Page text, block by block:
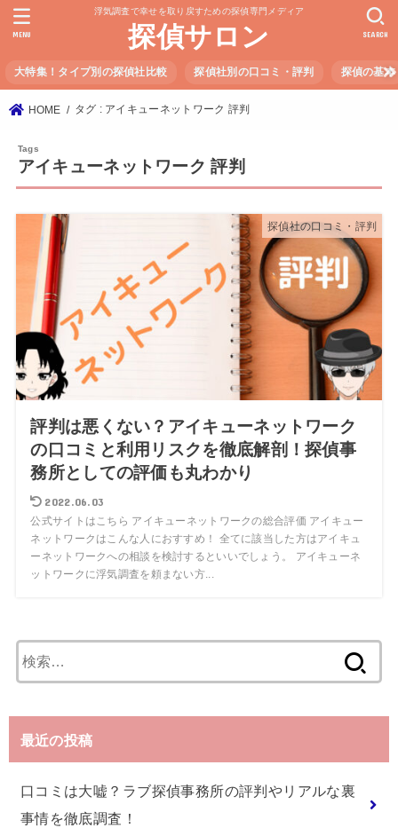
浮気調査で幸せを取り戻すための探偵専門メディア
探偵サロン
大特集！タイプ別の探偵社比較 探偵社別の口コミ・評判 探偵の基本
SEARCH
MENU
HOME タグ : アイキューネットワーク 評判
アイキューネットワーク 評判
探偵社の口コミ・評判
評判は悪くない？アイキューネットワーク
の口コミと利用リスクを徹底解剖！探偵事
務所としての評価も丸わかり
2022.06.03
公式サイトはこちら アイキューネットワークの総合評価 アイキュー
ネットワークはこんな人におすすめ！ 全てに該当した方はアイキュ
ーネットワークへの相談を検討するといいでしょう。 アイキューネ
ットワークに浮気調査を頼まない方...
索:
最近の投稿
口コミは大嘘？ラブ探偵事務所の評判やリアルな裏
事情を徹底調査！